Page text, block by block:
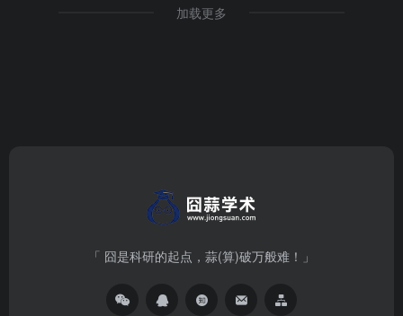
加载更多
「 囧是科研的起点，蒜(算)破万般难！」